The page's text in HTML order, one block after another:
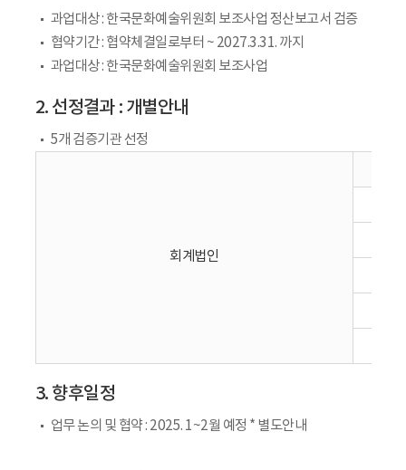
과업대상 : 한국문화예술위원회 보조사업 정산보고서 검증
협약기간 : 협약체결일로부터 ~ 2027.3.31. 까지
과업대상 : 한국문화예술위원회 보조사업
2. 선정결과 : 개별안내
5개 검증기관 선정
회계법인
3. 향후일정
업무 논의 및 협약 : 2025. 1~2월 예정 * 별도안내